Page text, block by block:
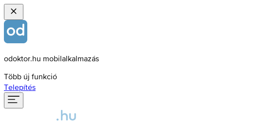
odoktor.hu mobilalkalmazás
Több új funkció
Telepítés